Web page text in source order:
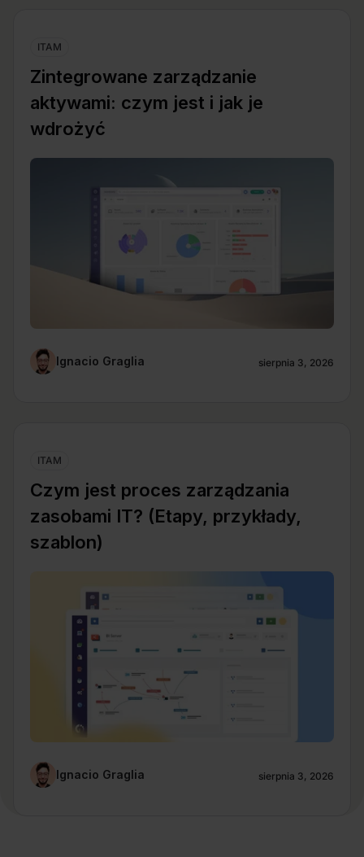
ITAM
Zintegrowane zarządzanie
aktywami: czym jest i jak je
wdrożyć
Ignacio Graglia sierpnia 3, 2026
ITAM
Czym jest proces zarządzania
zasobami IT? (Etapy, przykłady,
szablon)
Ignacio Graglia sierpnia 3, 2026